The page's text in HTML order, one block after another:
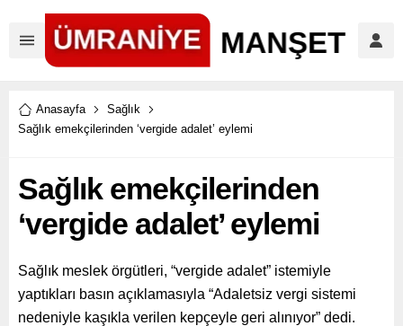
Anasayfa
Sağlık
Sağlık emekçilerinden ‘vergide adalet’ eylemi
Sağlık emekçilerinden
‘vergide adalet’ eylemi
Sağlık meslek örgütleri, “vergide adalet” istemiyle
yaptıkları basın açıklamasıyla “Adaletsiz vergi sistemi
nedeniyle kaşıkla verilen kepçeyle geri alınıyor” dedi.